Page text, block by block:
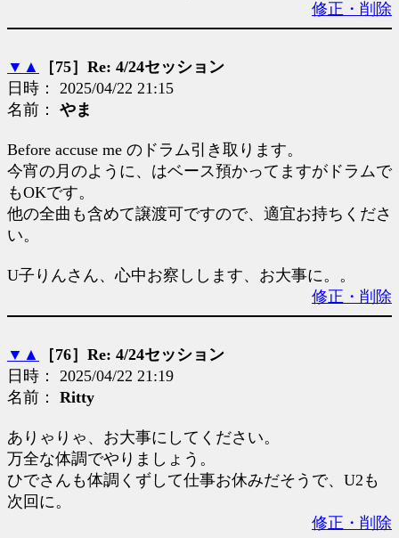
修正・削除
▼ ▲
［75］Re: 4/24セッション
日時： 2025/04/22 21:15
名前： やま
Before accuse me のドラム引き取ります。
今宵の月のように、はベース預かってますがドラムで
もOKです。
他の全曲も含めて譲渡可ですので、適宜お持ちくださ
い。
U子りんさん、心中お察しします、お大事に。。
修正・削除
▼ ▲
［76］Re: 4/24セッション
日時： 2025/04/22 21:19
名前： Ritty
ありゃりゃ、お大事にしてください。
万全な体調でやりましょう。
ひでさんも体調くずして仕事お休みだそうで、U2も
次回に。
修正・削除